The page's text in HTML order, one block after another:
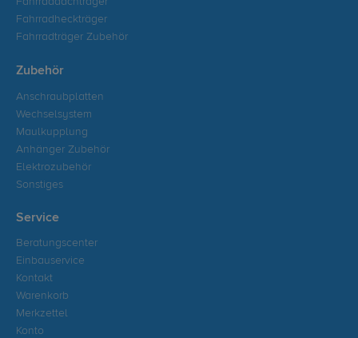
Fahrradheckträger
Fahrradträger Zubehör
Zubehör
Anschraubplatten
Wechselsystem
Maulkupplung
Anhänger Zubehör
Elektrozubehör
Sonstiges
Service
Beratungscenter
Einbauservice
Kontakt
Warenkorb
Merkzettel
Konto